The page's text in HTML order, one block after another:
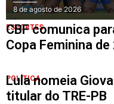
8 de agosto de 2026
ESPORTES
CBF comunica
Copa Feminina
POLÍTICA
Lula nomeia
titular do TRE-PB